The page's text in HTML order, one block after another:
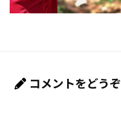
コメントをどうぞ